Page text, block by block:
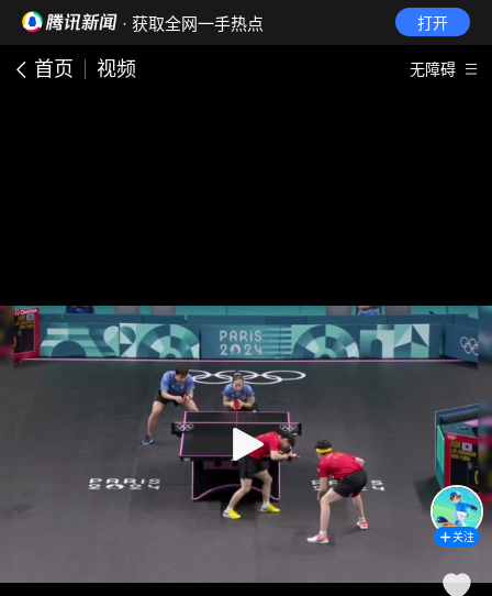
· 获取全网一手热点 打开
首页 视频 无障碍
关注